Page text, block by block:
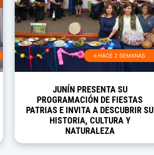
≡ HACE 2 SEMANAS
JUNÍN PRESENTA SU
PROGRAMACIÓN DE FIESTAS
PATRIAS E INVITA A DESCUBRIR SU
HISTORIA, CULTURA Y
NATURALEZA